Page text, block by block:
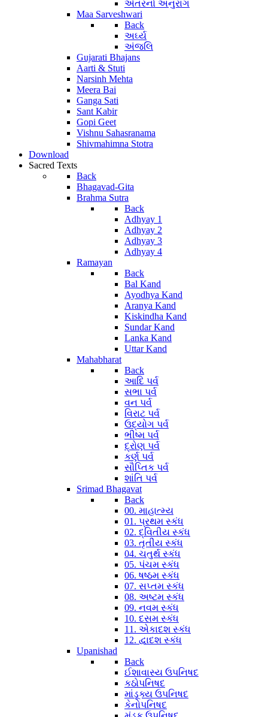
અંતરનો અનુરાગ
Maa Sarveshwari
Back
અર્ઘ્ય
અંજલિ
Gujarati Bhajans
Aarti & Stuti
Narsinh Mehta
Meera Bai
Ganga Sati
Sant Kabir
Gopi Geet
Vishnu Sahasranama
Shivmahimna Stotra
Download
Sacred Texts
Back
Bhagavad-Gita
Brahma Sutra
Back
Adhyay 1
Adhyay 2
Adhyay 3
Adhyay 4
Ramayan
Back
Bal Kand
Ayodhya Kand
Aranya Kand
Kiskindha Kand
Sundar Kand
Lanka Kand
Uttar Kand
Mahabharat
Back
આદિ પર્વ
સભા પર્વ
વન પર્વ
વિરાટ પર્વ
ઉદ્યોગ પર્વ
ભીષ્મ પર્વ
દ્રોણ પર્વ
કર્ણ પર્વ
સૌપ્તિક પર્વ
શાંતિ પર્વ
Srimad Bhagavat
Back
00. માહાત્મ્ય
01. પ્રથમ સ્કંધ
02. દ્વિતીય સ્કંધ
03. તૃતીય સ્કંધ
04. ચતુર્થ સ્કંધ
05. પંચમ સ્કંધ
06. ષષ્ઠમ સ્કંધ
07. સપ્તમ સ્કંધ
08. અષ્ટમ સ્કંધ
09. નવમ સ્કંધ
10. દસમ સ્કંધ
11. એકાદશ સ્કંધ
12. દ્વાદશ સ્કંધ
Upanishad
Back
ઈશાવાસ્ય ઉપનિષદ
કઠોપનિષદ
માંડૂક્ય ઉપનિષદ
કેનોપનિષદ